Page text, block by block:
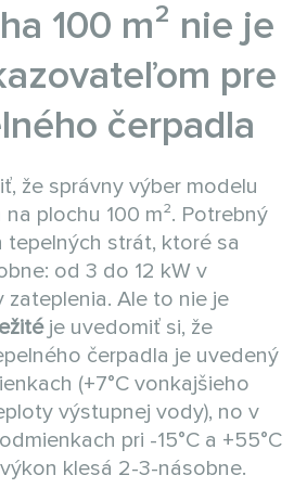
100 m² nie je
pre
čerpadla
že správny výber modelu
plochu 100 m². Potrebný
tepelných strát, ktoré sa
od 3 do 12 kW v
Ale to nie je
je uvedomiť si, že
čerpadla je uvedený
(+7°C vonkajšieho
výstupnej vody), no v
pri -15°C a +55°C
klesá 2-3-násobne.